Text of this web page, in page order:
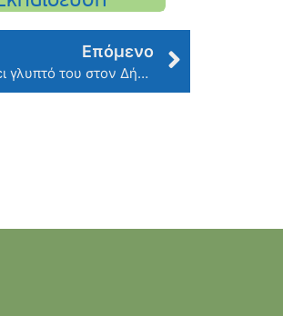
Επόμενο
Ο καταξιωμένος Γλύπτης Γιώργος Πετρίδης δωρίζει γλυπτό του στον Δήμο μας